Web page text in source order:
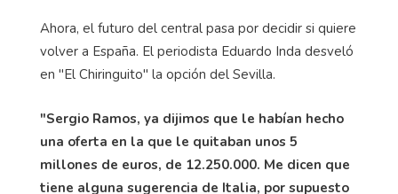
Ahora, el futuro del central pasa por decidir si quiere
volver a España. El periodista Eduardo Inda desveló
en "El Chiringuito" la opción del Sevilla.
"Sergio Ramos, ya dijimos que le habían hecho
una oferta en la que le quitaban unos 5
millones de euros, de 12.250.000. Me dicen que
tiene alguna sugerencia de Italia, por supuesto